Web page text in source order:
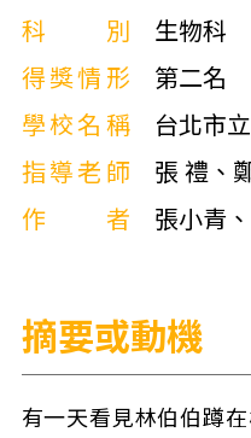
科別
生物科
得獎情形
第二名
學校名稱
台北市
指導老師
張 禮、
作者
張小青
摘要或動機
有一天看見林伯伯蹲